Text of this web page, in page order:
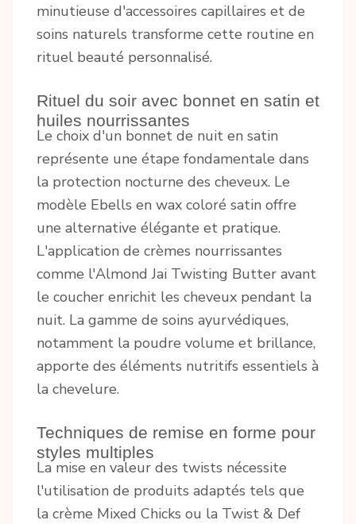
minutieuse d'accessoires capillaires et de
soins naturels transforme cette routine en
rituel beauté personnalisé.
Rituel du soir avec bonnet en satin et
huiles nourrissantes
Le choix d'un bonnet de nuit en satin
représente une étape fondamentale dans
la protection nocturne des cheveux. Le
modèle Ebells en wax coloré satin offre
une alternative élégante et pratique.
L'application de crèmes nourrissantes
comme l'Almond Jai Twisting Butter avant
le coucher enrichit les cheveux pendant la
nuit. La gamme de soins ayurvédiques,
notamment la poudre volume et brillance,
apporte des éléments nutritifs essentiels à
la chevelure.
Techniques de remise en forme pour
styles multiples
La mise en valeur des twists nécessite
l'utilisation de produits adaptés tels que
la crème Mixed Chicks ou la Twist & Def